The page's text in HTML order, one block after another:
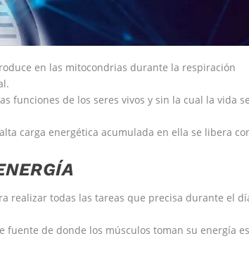
en las mitocondrias durante la respiración
funciones de los seres vivos y sin la cual la vida
carga energética acumulada en ella se libera
realizar todas las tareas que precisa durante el
de donde los músculos toman su energía